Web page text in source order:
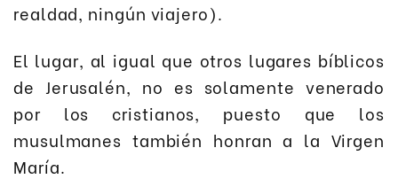
realdad, ningún viajero).
El lugar, al igual que otros lugares bíblicos
de Jerusalén, no es solamente venerado
por los cristianos, puesto que los
musulmanes también honran a la Virgen
María.